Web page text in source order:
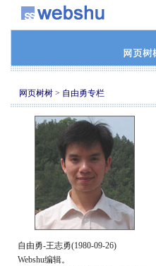
网页树树 > 自由勇专栏
自由勇-王志勇(1980-09-26)
Webshu编辑。